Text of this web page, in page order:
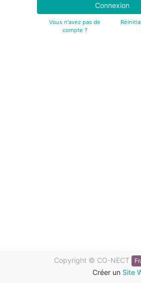
Connexion
Vous n'avez pas de
compte ?
Copyright © CO-NECT
Créer un Site